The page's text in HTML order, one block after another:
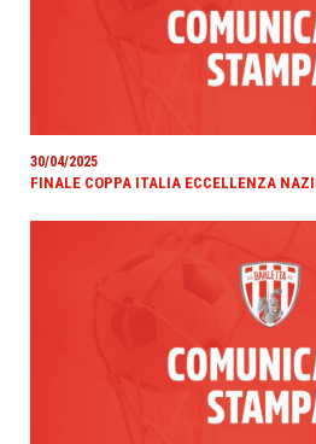
30/04/2025
FINALE COPPA ITALIA ECCELLENZA